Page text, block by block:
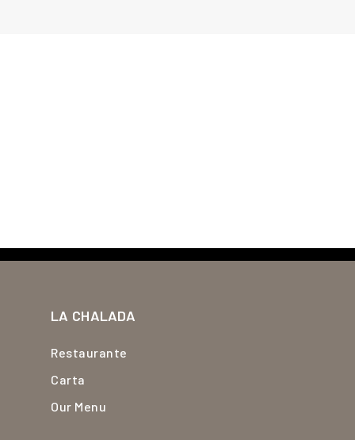
LA CHALADA
Restaurante
Carta
Our Menu